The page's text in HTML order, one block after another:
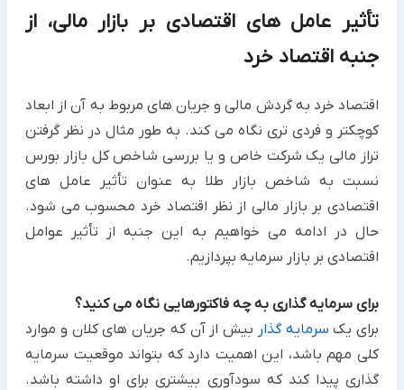
تأثیر عامل های اقتصادی بر بازار مالی، از
جنبه اقتصاد خرد
اقتصاد خرد به گردش مالی و جریان های مربوط به آن از ابعاد
کوچکتر و فردی تری نگاه می کند. به طور مثال در نظر گرفتن
تراز مالی یک شرکت خاص و یا بررسی شاخص کل بازار بورس
نسبت به شاخص بازار طلا به عنوان تأثیر عامل های
اقتصادی بر بازار مالی از نظر اقتصاد خرد محسوب می شود.
حال در ادامه می خواهیم به این جنبه از تأثیر عوامل
اقتصادی بر بازار سرمایه بپردازیم.
برای سرمایه گذاری به چه فاکتورهایی نگاه می کنید؟
برای یک سرمایه گذار بیش از آن که جریان های کلان و موارد
کلی مهم باشد، این اهمیت دارد که بتواند موقعیت سرمایه
گذاری پیدا کند که سودآوری بیشتری برای او داشته باشد.